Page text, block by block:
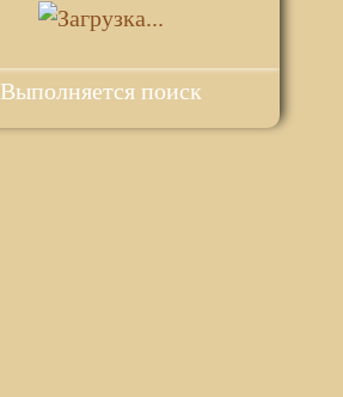
Выполняется поиск